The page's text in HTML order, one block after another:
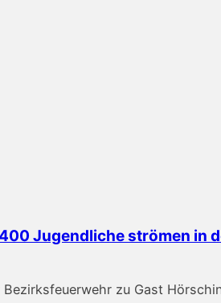
Jugendliche strömen in
zu Gast